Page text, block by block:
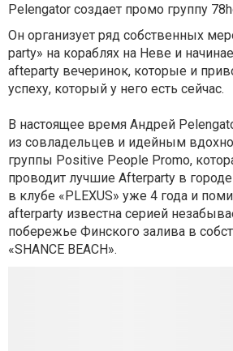
Pelengator создает промо группу
Он организует ряд собственных
party» на кораблях на Неве и
afteparty вечеринок, которые и
успеху, который у него есть сейчас.
В настоящее время Андрей
из совладельцев и идейным
группы Positive People Promo,
проводит лучшие Afterparty в
в клубе «PLEXUS» уже 4 года и
afterparty известна серией
побережье Финского залива в
«SHANCE BEACH».